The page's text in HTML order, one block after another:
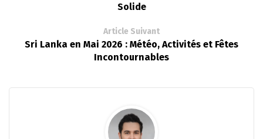
Solide
Article Suivant
Sri Lanka en Mai 2026 : Météo, Activités et Fêtes
Incontournables